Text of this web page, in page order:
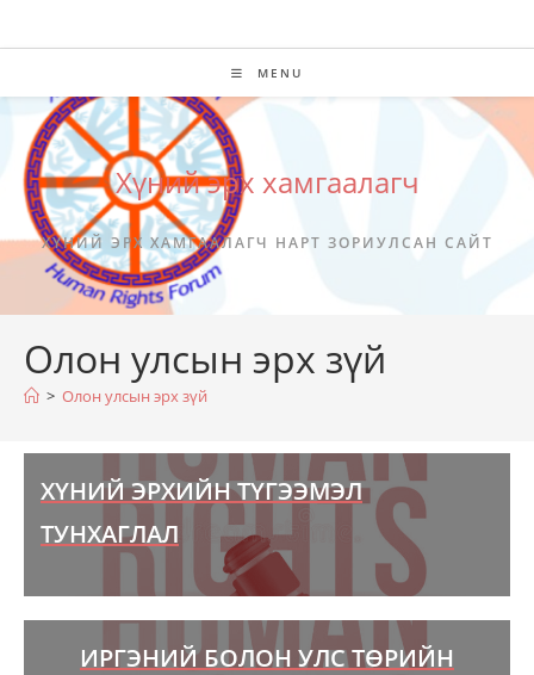
to
MENU
Хүний эрх хамгаалагч
ХҮНИЙ ЭРХ ХАМГААЛАГЧ НАРТ ЗОРИУЛСАН САЙТ
Олон улсын эрх зүй
> Олон улсын эрх зүй
ХҮНИЙ ЭРХИЙН ТҮГЭЭМЭЛ
ТУНХАГЛАЛ
ИРГЭНИЙ БОЛОН УЛС ТӨРИЙН